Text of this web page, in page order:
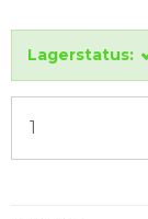
Lagerstatus: